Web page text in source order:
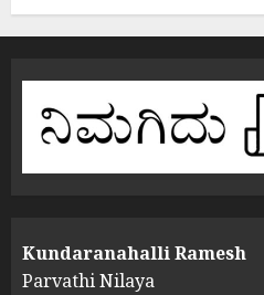
Kundaranahalli Ramesh
Parvathi Nilaya